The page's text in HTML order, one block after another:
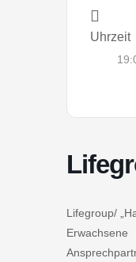
Uhrzeit
Lifegroup/
Erwachsene